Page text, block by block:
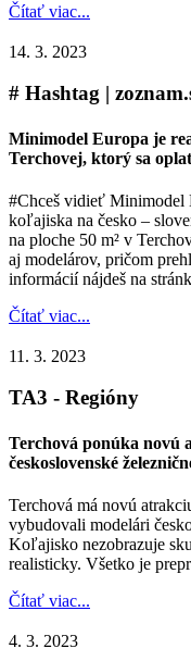
Čítať viac...
14. 3. 2023
# Hashtag |
Minimodel Europa je
Terchovej, ktorý sa
#Chceš vidieť Minimodel
koľajiska na česko –
na ploche 50 m² v
aj modelárov, pričom
informácií nájdeš na
Čítať viac...
11. 3. 2023
TA3 - Regióny
Terchová ponúka novú
československé
Terchová má novú
vybudovali modelári
Koľajisko nezobrazuje
realisticky. Všetko je
Čítať viac...
4. 3. 2023